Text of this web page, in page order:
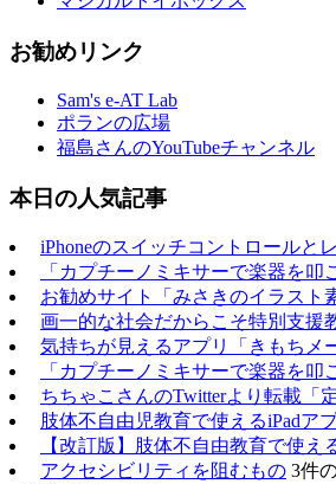
お勧めリンク
Sam's e-AT Lab
ポランの広場
福島さんのYouTubeチャンネル
本日の人気記事
iPhoneのスイッチコントロールと
「カプチーノミキサーで楽器を
お勧めサイト「みさきのイラスト
画一的な社会だからこそ特別支援
気持ちが見えるアプリ「きもちメ
「カプチーノミキサーで楽器を
ちちゃこさんのTwitterより転載「
肢体不自由児教育で使えるiPadア
【改訂版】肢体不自由教育で使
アクセシビリティを阻むもの 3件